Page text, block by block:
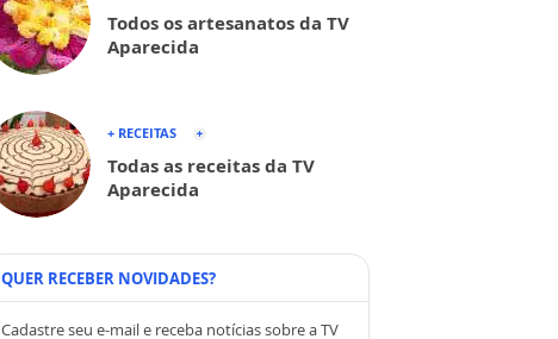
Todos os artesanatos da TV
Aparecida
+ RECEITAS
Todas as receitas da TV
Aparecida
QUER RECEBER NOVIDADES?
Cadastre seu e-mail e receba notícias sobre a TV